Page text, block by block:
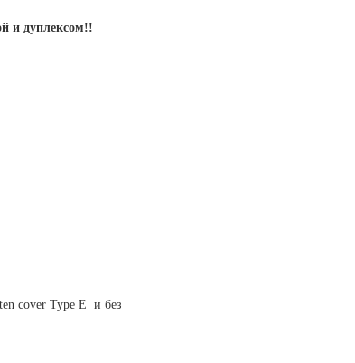
и дуплексом!!
cover Type E и без